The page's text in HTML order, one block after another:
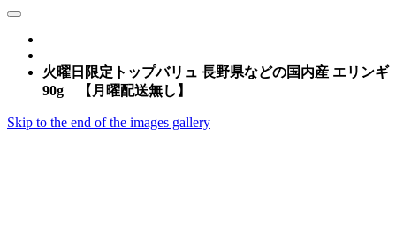
火曜日限定トップバリュ 長野県などの国内産 エリンギ
90g 【月曜配送無し】
Skip to the end of the images gallery